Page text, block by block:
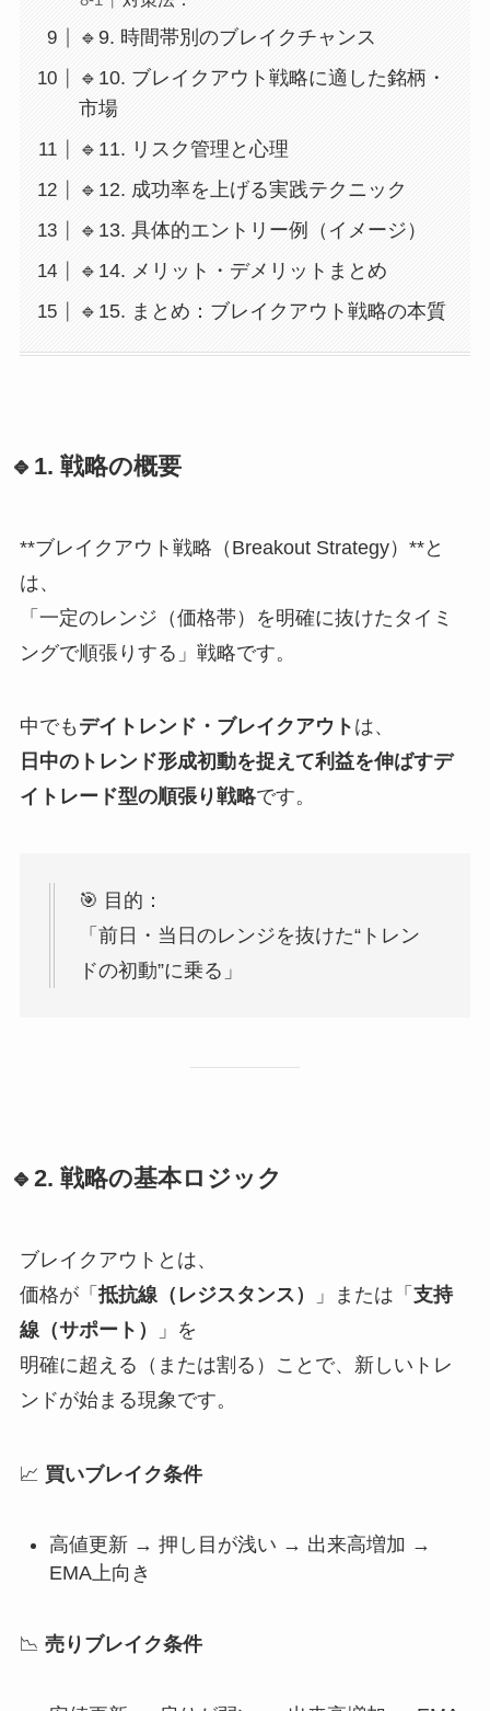
🔹9. 時間帯別のブレイクチャンス
🔹10. ブレイクアウト戦略に適した銘柄・
市場
🔹11. リスク管理と心理
🔹12. 成功率を上げる実践テクニック
🔹13. 具体的エントリー例（イメージ）
🔹14. メリット・デメリットまとめ
🔹15. まとめ：ブレイクアウト戦略の本質
🔹1. 戦略の概要
**ブレイクアウト戦略（Breakout Strategy）**と
は、
「一定のレンジ（価格帯）を明確に抜けたタイミ
ングで順張りする」戦略です。
中でも デイトレンド・ブレイクアウト は、
日中のトレンド形成初動を捉えて利益を伸ばすデ
イトレード型の順張り戦略です。
🎯 目的：
「前日・当日のレンジを抜けた“トレン
ドの初動”に乗る」
🔹2. 戦略の基本ロジック
ブレイクアウトとは、
価格が「 抵抗線（レジスタンス） 」または「 支持
線（サポート）
」を
明確に超える（または割る）ことで、新しいトレ
ンドが始まる現象です。
📈 買いブレイク条件
高値更新 → 押し目が浅い → 出来高増加 →
EMA上向き
📉 売りブレイク条件